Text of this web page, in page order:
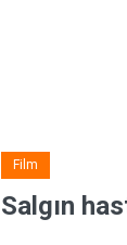
Film
Salgın